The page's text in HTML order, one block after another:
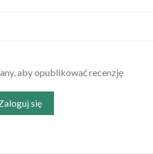
aby opublikować recenzję
się